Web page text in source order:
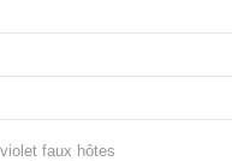
faux hôtes